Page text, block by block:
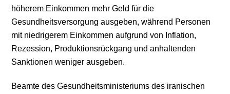
höherem Einkommen mehr Geld für die
Gesundheitsversorgung ausgeben, während Personen
mit niedrigerem Einkommen aufgrund von Inflation,
Rezession, Produktionsrückgang und anhaltenden
Sanktionen weniger ausgeben.
Beamte des Gesundheitsministeriums des iranischen